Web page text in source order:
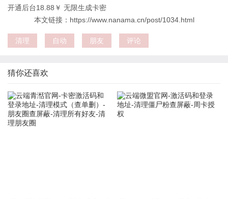
开通后台18.88￥ 无限生成卡密
本文链接：https://www.nanama.cn/post/1034.html
清理 自动 朋友 评论
猜你还喜欢